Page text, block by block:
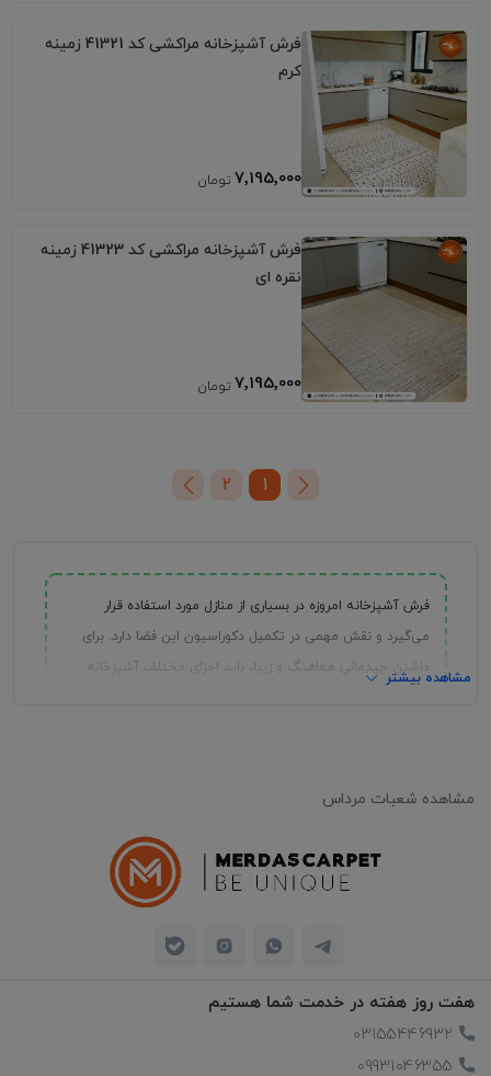
فرش آشپزخانه مراکشی کد 41321 زمینه
کرم
7٬195٬000
فرش آشپزخانه مراکشی کد 41323 زمینه
نقره ای
7٬195٬000
1
2
مشاهده بیشتر
فرش آشپزخانه امروزه در بسیاری از منازل مورد استفاده قرار
می‌گیرد و نقش مهمی در تکمیل دکوراسیون این فضا دارد. برای
داشتن چیدمانی هماهنگ و زیبا، باید اجزای مختلف آشپزخانه
سبک دکوراسیون خود، از فرش آشپزخانه جدید یا فرش آشپزخانه
فضای آشپزخانه را منظم‌تر و کاربردی‌تر نشان دهد. به همین دلیل،
خرید فرش لازم است سبک فضا مشخص شود تا انتخابی
فرشی باکیفیت، شیک و هماهنگ با دکوراسیون آشپزخانه هستند،
مطرح می‌شود. با توجه به تنوع بالای مدل‌ها، انتخاب بین فرش
آشپزخانه جدید، فرش آشپزخانه مدرن یا حتی فرش آشپزخانه متری
مشاهده شعبات مرداس
هفت روز هفته در خدمت شما هستیم
03155446932
09931046355